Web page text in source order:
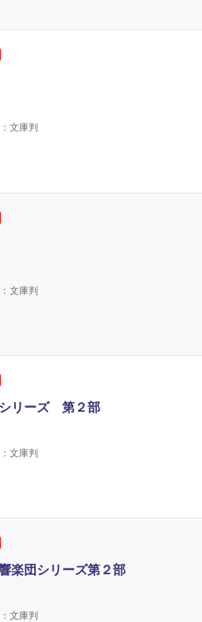
文庫判
文庫判
シリーズ 第２部
文庫判
楽団シリーズ第２部
文庫判